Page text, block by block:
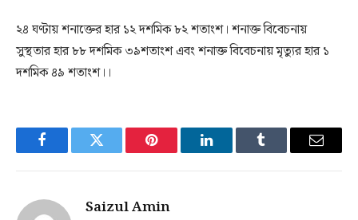
২৪ ঘণ্টায় শনাক্তের হার ১২ দশমিক ৮২ শতাংশ। শনাক্ত বিবেচনায়
সুস্থতার হার ৮৮ দশমিক ৩৯শতাংশ এবং শনাক্ত বিবেচনায় মৃত্যুর হার ১
দশমিক ৪৯ শতাংশ।।
FacebookTwitter Pinterest LinkedInTumblr Email
Saizul Amin